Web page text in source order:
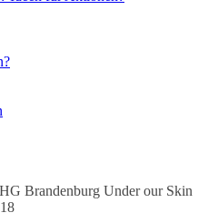
Brandenburg Under our Skin